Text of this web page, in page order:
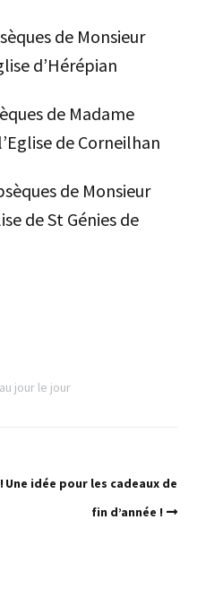
de Monsieur
d’Hérépian
de Madame
de Corneilhan
de Monsieur
de St Génies de
jour le jour
Une idée pour les cadeaux de
fin d’année !